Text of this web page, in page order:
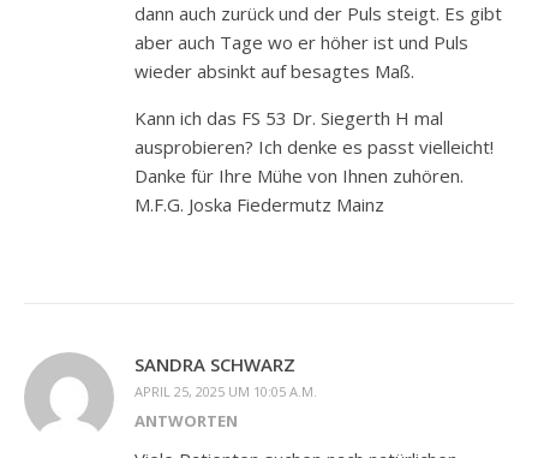
dann auch zurück und der Puls steigt. Es gibt
aber auch Tage wo er höher ist und Puls
wieder absinkt auf besagtes Maß.
Kann ich das FS 53 Dr. Siegerth H mal
ausprobieren? Ich denke es passt vielleicht!
Danke für Ihre Mühe von Ihnen zuhören.
M.F.G. Joska Fiedermutz Mainz
SANDRA SCHWARZ
APRIL 25, 2025 UM 10:05 A.M.
ANTWORTEN